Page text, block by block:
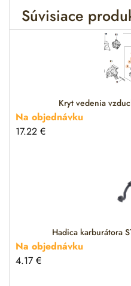
a
t
Súvisiace
Kryt vedenia
Na objednávku
17.22 €
Hadica karburátora
Na objednávku
4.17 €